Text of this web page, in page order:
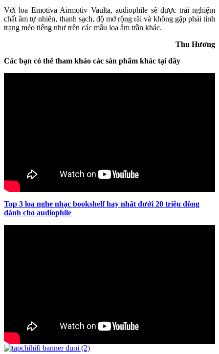
Với loa Emotiva Airmotiv Vaulta, audiophile sẽ được trải nghiệm
chất âm tự nhiên, thanh sạch, độ mở rộng rãi và không gặp phải tình
trạng méo tiếng như trên các mẫu loa âm trần khác.
Thu Hương
Các bạn có thể tham khảo các sản phẩm khác tại đây
Top 3 loa nghe nhạc bookshelf hay nhất dưới 20 triệu đồng
dành cho audiophile